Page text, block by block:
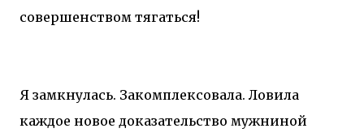
совершенством тягаться!
Я замкнулась. Закомплексовала. Ловила
каждое новое доказательство мужниной